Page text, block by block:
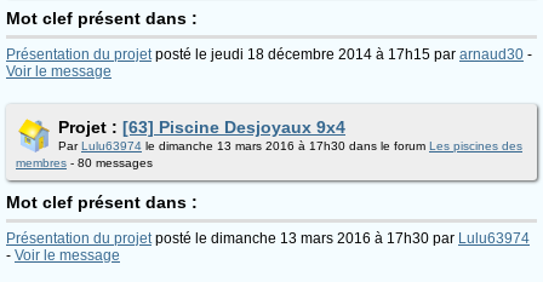
Mot clef présent dans :
Présentation du projetposté le jeudi 18 décembre 2014 à 17h15 par arnaud30 -
Voir le message
Projet : [63] Piscine Desjoyaux 9x4
ParLulu63974 le dimanche 13 mars 2016 à 17h30 dans le forum Les piscines des
membres - 80 messages
Mot clef présent dans :
Présentation du projetposté le dimanche 13 mars 2016 à 17h30 par Lulu63974
- Voir le message